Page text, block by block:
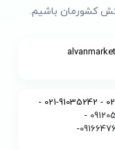
کش کشورمان باشیم.
تلفن : تماس - با - پشتیبانی: - 91031882-021 - 91035242-021 -
-
-